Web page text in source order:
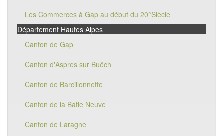
Les Commerces à Gap au début du 20°Siècle
Département Hautes Alpes
Canton de Gap
Canton d'Aspres sur Buëch
Canton de Barcillonnette
Canton de la Batie Neuve
Canton de Laragne